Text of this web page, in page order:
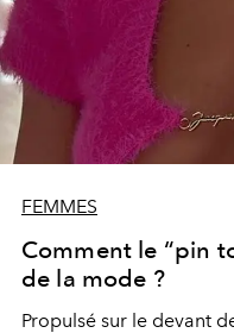
FEMMES
Comment le “pin
de la mode ?
Propulsé sur le devant